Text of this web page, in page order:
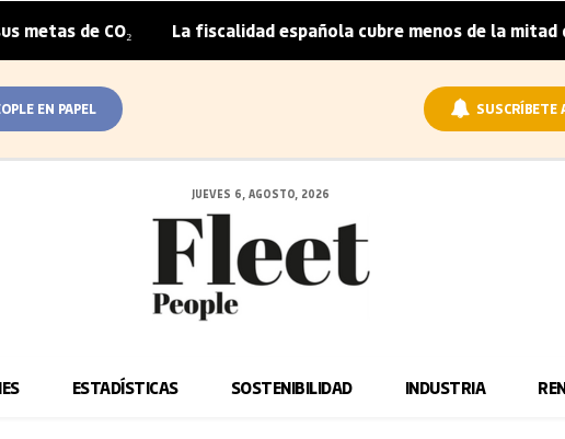
| La fiscalidad española cubre menos de la mitad del
EN PAPEL SUSCRÍBETE
JUEVES 6, AGOSTO, 2026
ESTADÍSTICAS SOSTENIBILIDAD INDUSTRIA